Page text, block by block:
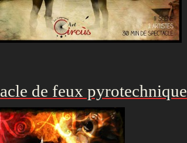
de feux pyrotechnique